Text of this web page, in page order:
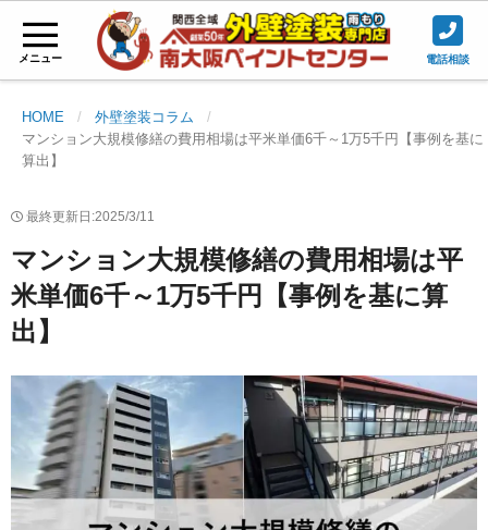
メニュー 電話相談
HOME
外壁塗装コラム
マンション大規模修繕の費用相場は平米単価6千～1万5千円【事例を基に
算出】
最終更新日:2025/3/11
マンション大規模修繕の費用相場は平
米単価6千～1万5千円【事例を基に算
出】